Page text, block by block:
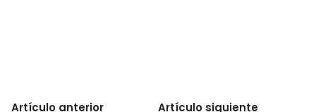
Artículo anterior Artículo siguiente